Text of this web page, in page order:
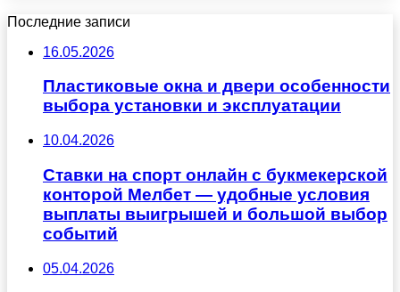
Последние записи
16.05.2026
Пластиковые окна и двери особенности
выбора установки и эксплуатации
10.04.2026
Ставки на спорт онлайн с букмекерской
конторой Мелбет — удобные условия
выплаты выигрышей и большой выбор
событий
05.04.2026